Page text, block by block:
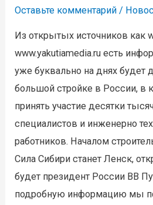
Оставьте комментарий /
Из открытых источников как
www.yakutiamedia.ru есть
уже буквально на днях будет
большой стройке в России, в
принять участие десятки
специалистов и инженерно
работников. Началом
Сила Сибири станет Ленск,
будет президент России ВВ
подробную информацию мы